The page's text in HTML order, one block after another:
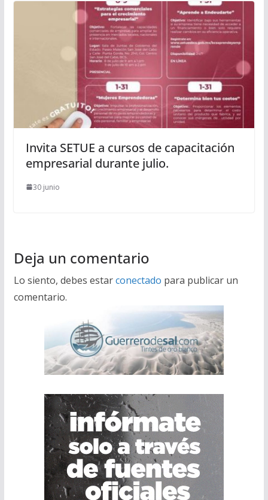
Invita SETUE a cursos de capacitación
empresarial durante julio.
30 junio
Deja un comentario
Lo siento, debes estarconectado para publicar un
comentario.